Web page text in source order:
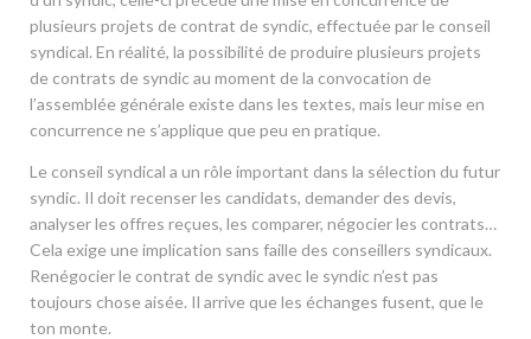
plusieurs projets de contrat de syndic, effectuée par le conseil
syndical. En réalité, la possibilité de produire plusieurs projets
de contrats de syndic au moment de la convocation de
l’assemblée générale existe dans les textes, mais leur mise en
concurrence ne s’applique que peu en pratique.
Le conseil syndical a un rôle important dans la sélection du futur
syndic. Il doit recenser les candidats, demander des devis,
analyser les offres reçues, les comparer, négocier les contrats…
Cela exige une implication sans faille des conseillers syndicaux.
Renégocier le contrat de syndic avec le syndic n’est pas
toujours chose aisée. Il arrive que les échanges fusent, que le
ton monte.